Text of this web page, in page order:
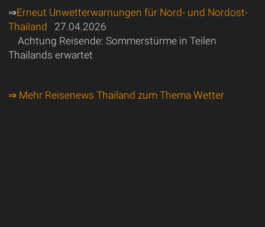
⇒Erneut Unwetterwarnungen für Nord- und Nordost-
Thailand 27.04.2026
Achtung Reisende: Sommerstürme in Teilen
Thailands erwartet
⇒ Mehr Reisenews Thailand zum Thema Wetter